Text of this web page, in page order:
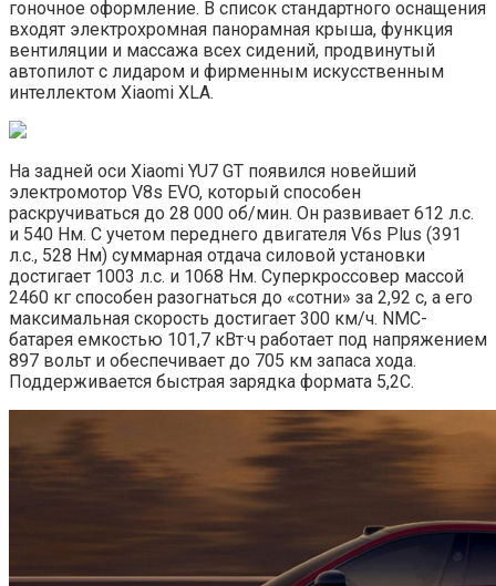
гоночное оформление. В список стандартного оснащения
входят электрохромная панорамная крыша, функция
вентиляции и массажа всех сидений, продвинутый
автопилот с лидаром и фирменным искусственным
интеллектом Xiaomi XLA.
На задней оси Xiaomi YU7 GT появился новейший
электромотор V8s EVO, который способен
раскручиваться до 28 000 об/мин. Он развивает 612 л.с.
и 540 Нм. С учетом переднего двигателя V6s Plus (391
л.с., 528 Нм) суммарная отдача силовой установки
достигает 1003 л.с. и 1068 Нм. Суперкроссовер массой
2460 кг способен разогнаться до «сотни» за 2,92 с, а его
максимальная скорость достигает 300 км/ч. NMC-
батарея емкостью 101,7 кВт·ч работает под напряжением
897 вольт и обеспечивает до 705 км запаса хода.
Поддерживается быстрая зарядка формата 5,2C.